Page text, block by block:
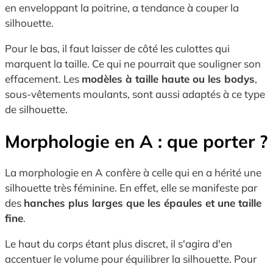
en enveloppant la poitrine, a tendance à couper la
silhouette.
Pour le bas, il faut laisser de côté les culottes qui
marquent la taille. Ce qui ne pourrait que souligner son
effacement. Les modèles à taille haute ou les bodys,
sous-vêtements moulants, sont aussi adaptés à ce type
de silhouette.
Morphologie en A : que porter ?
La morphologie en A confère à celle qui en a hérité une
silhouette très féminine. En effet, elle se manifeste par
des hanches plus larges que les épaules et une taille
fine.
Le haut du corps étant plus discret, il s'agira d'en
accentuer le volume pour équilibrer la silhouette. Pour